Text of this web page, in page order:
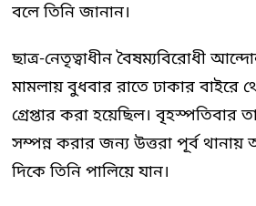
বলে তিনি জানান।
ছাত্র-নেতৃত্বাধীন বৈষম্যবিরোধী
মামলায় বুধবার রাতে ঢাকার
গ্রেপ্তার করা হয়েছিল। বৃহস্পতিবার
সম্পন্ন করার জন্য উত্তরা পূর্ব
দিকে তিনি পালিয়ে যান।